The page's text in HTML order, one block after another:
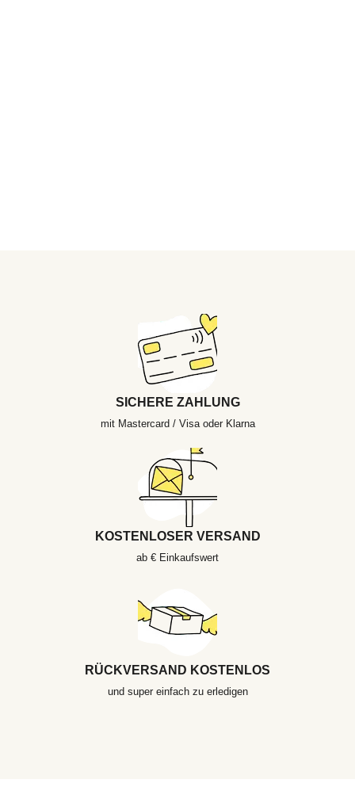
SICHERE ZAHLUNG
mit Mastercard / Visa oder Klarna
KOSTENLOSER VERSAND
ab € Einkaufswert
RÜCKVERSAND KOSTENLOS
und super einfach zu erledigen